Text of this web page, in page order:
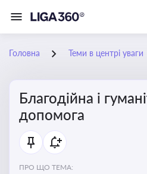
Головна Теми в центрі уваги
Благодійна і
допомога
ПРО ЩО ТЕМА: